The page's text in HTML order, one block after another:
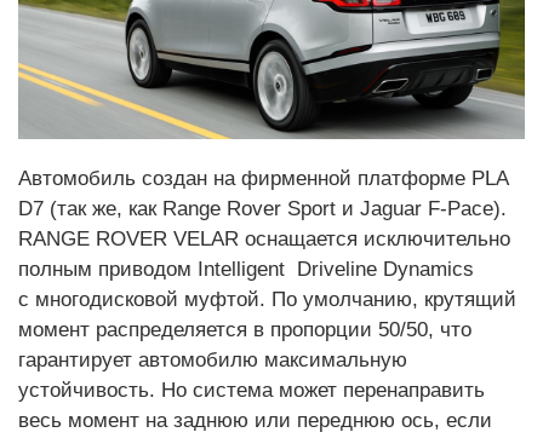
Автомобиль создан на фирменной платформе PLA
D7 (так же, как Range Rover Sport и Jaguar F-Pace).
RANGE ROVER VELAR оснащается исключительно
полным приводом Intelligent Driveline Dynamics
с многодисковой муфтой. По умолчанию, крутящий
момент распределяется в пропорции 50/50, что
гарантирует автомобилю максимальную
устойчивость. Но система может перенаправить
весь момент на заднюю или переднюю ось, если